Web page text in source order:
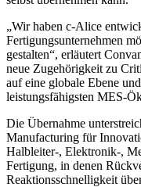
„Wir haben c-Alice
Fertigungsunternehmen
gestalten“, erläutert
neue Zugehörigkeit zu
auf eine globale Ebene
leistungsfähigsten MES-
Die Übernahme
Manufacturing für
Halbleiter-, Elektronik-,
Fertigung, in denen
Reaktionsschnelligkeit